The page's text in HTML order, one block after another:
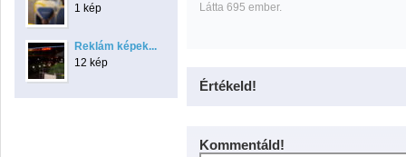
1 kép
Reklám képek...
12 kép
Látta 695 ember.
Értékeld!
Kommentáld!